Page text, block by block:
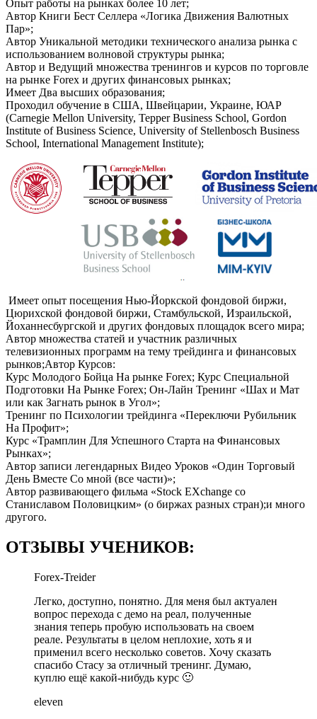
Опыт работы на рынках более 10 лет;
Автор Книги Бест Селлера «Логика Движения Валютных
Пар»;
Автор Уникальной методики технического анализа рынка с
использованием волновой структуры рынка;
Автор и Ведущий множества тренингов и курсов по торговле
на рынке Forex и других финансовых рынках;
Имеет Два высших образования;
Проходил обучение в США, Швейцарии, Украине, ЮАР
(Carnegie Mellon University, Tepper Business School, Gordon
Institute of Business Science, University of Stellenbosch Business
School, International Management Institute);
​​ Имеет опыт посещения Нью-Йоркской фондовой биржи,
Цюрихской фондовой биржи, Стамбульской, Израильской,
Йоханнесбургской и других фондовых площадок всего мира;
Автор множества статей и участник различных
телевизионных программ на тему трейдинга и финансовых
рынков;Автор Курсов:
Курс Молодого Бойца На рынке Forex; Курс Специальной
Подготовки На Рынке Forex; Он-Лайн Тренинг «Шах и Мат
или как Загнать рынок в Угол»;
Тренинг по Психологии трейдинга «Переключи Рубильник
На Профит»;
Курс «Трамплин Для Успешного Старта на Финансовых
Рынках»;
Автор записи легендарных Видео Уроков «Один Торговый
День Вместе Со мной (все части)»;
Автор развивающего фильма «Stock EXchange cо
Станиславом Половицким» (о биржах разных стран);и много
другого.
ОТЗЫВЫ УЧЕНИКОВ:
Forex-Treider
Легко, доступно, понятно. Для меня был актуален
вопрос перехода с демо на реал, полученные
знания теперь пробую использовать на своем
реале. Результаты в целом неплохие, хоть я и
применил всего несколько советов. Хочу сказать
спасибо Стасу за отличный тренинг. Думаю,
куплю ещё какой-нибудь курс 🙂
eleven